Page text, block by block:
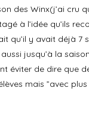
des Winx(j’ai cru
à l’idée qu’ils
qu’il y avait déjà 7
jusqu’à la
éviter de dire que
mais ”avec